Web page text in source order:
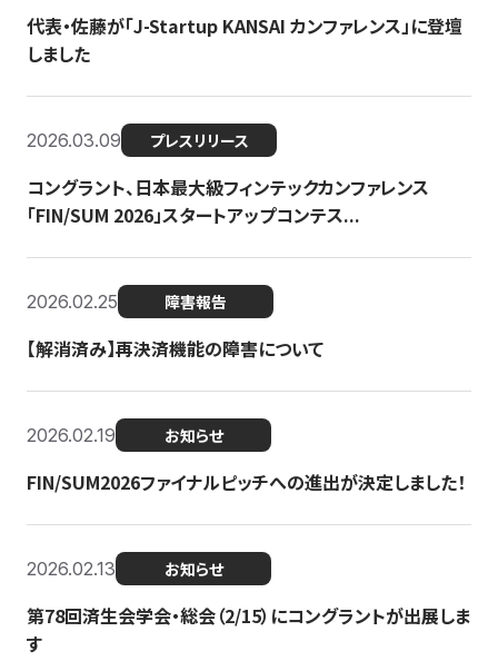
代表・佐藤が「J-Startup KANSAI カンファレンス」に登壇
しました
2026.03.09 プレスリリース
コングラント、日本最大級フィンテックカンファレンス
「FIN/SUM 2026」スタートアップコンテス...
2026.02.25 障害報告
【解消済み】再決済機能の障害について
2026.02.19 お知らせ
FIN/SUM2026ファイナルピッチへの進出が決定しました！
2026.02.13 お知らせ
第78回済生会学会・総会（2/15）にコングラントが出展しま
す